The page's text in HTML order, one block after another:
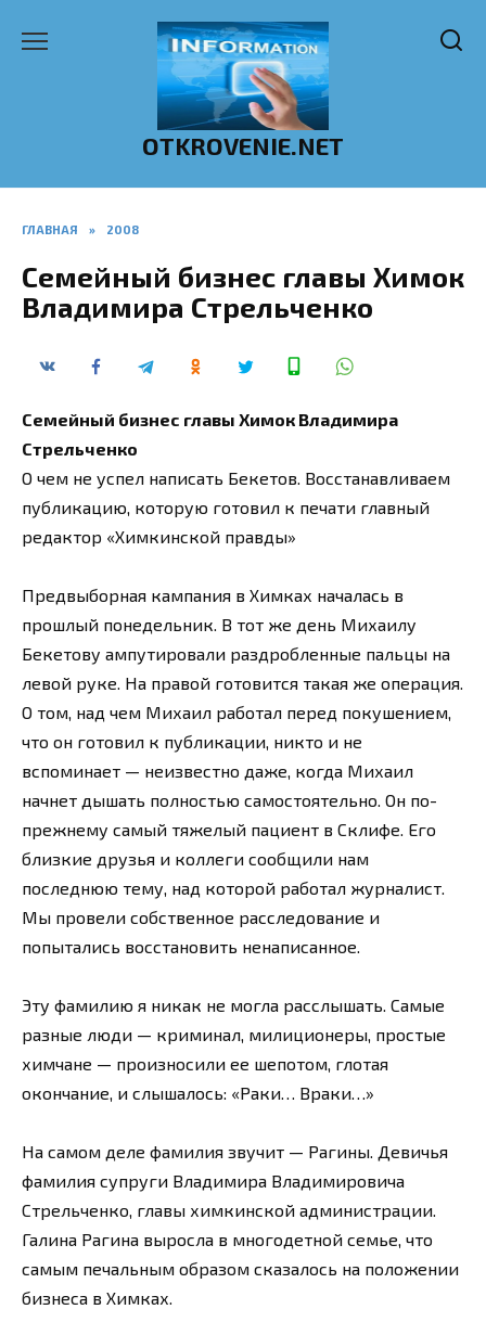
OTKROVENIE.NET
ГЛАВНАЯ » 2008
Семейный бизнес главы Химок
Владимира Стрельченко
Семейный бизнес главы Химок Владимира
Стрельченко
О чем не успел написать Бекетов. Восстанавливаем
публикацию, которую готовил к печати главный
редактор «Химкинской правды»
Предвыборная кампания в Химках началась в
прошлый понедельник. В тот же день Михаилу
Бекетову ампутировали раздробленные пальцы на
левой руке. На правой готовится такая же операция.
О том, над чем Михаил работал перед покушением,
что он готовил к публикации, никто и не
вспоминает — неизвестно даже, когда Михаил
начнет дышать полностью самостоятельно. Он по-
прежнему самый тяжелый пациент в Склифе. Его
близкие друзья и коллеги сообщили нам
последнюю тему, над которой работал журналист.
Мы провели собственное расследование и
попытались восстановить ненаписанное.
Эту фамилию я никак не могла расслышать. Самые
разные люди — криминал, милиционеры, простые
химчане — произносили ее шепотом, глотая
окончание, и слышалось: «Раки… Враки…»
На самом деле фамилия звучит — Рагины. Девичья
фамилия супруги Владимира Владимировича
Стрельченко, главы химкинской администрации.
Галина Рагина выросла в многодетной семье, что
самым печальным образом сказалось на положении
бизнеса в Химках.